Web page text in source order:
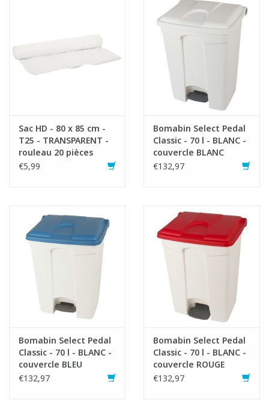
1x755405 Bomabin Select Pedal Classic - 70 l - BLANC - sans
1x755417 Couvercle pour Bomabin Select Pedal 70 l - GROEN
1x755448 Etiquettes déchets séparés
Fiche produit
Sac HD - 80 x 85 cm -
T25 - TRANSPARENT -
rouleau 20 pièces
€5,99
Bomabin Select Pedal
Classic - 70 l - BLANC -
couvercle BLANC
€132,97
Bomabin Select Pedal
Classic - 70 l - BLANC -
couvercle BLEU
€132,97
Bomabin Select Pedal
Classic - 70 l - BLANC -
couvercle ROUGE
€132,97